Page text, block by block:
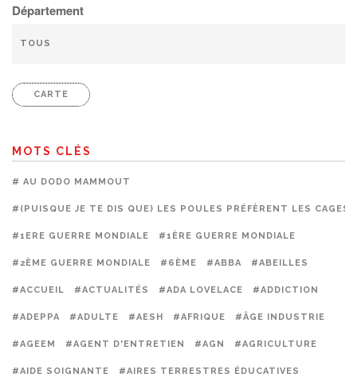
Département
CARTE
MOTS CLÉS
# AU DODO MAMMOUT
#(PUISQUE JE TE DIS QUE) LES POULES PRÉFÈRENT LES CAGES
#1ERE GUERRE MONDIALE #1ÈRE GUERRE MONDIALE
#2ÈME GUERRE MONDIALE #6ÈME #ABBA #ABEILLES
#ACCUEIL #ACTUALITÉS #ADA LOVELACE #ADDICTION
#ADEPPA #ADULTE #AESH #AFRIQUE #ÂGE INDUSTRIE
#AGEEM #AGENT D'ENTRETIEN #AGN #AGRICULTURE
#AIDE SOIGNANTE #AIRES TERRESTRES ÉDUCATIVES